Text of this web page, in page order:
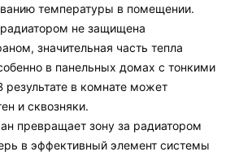
температуры в помещении.
не защищена
значительная часть тепла
в панельных домах с тонкими
в комнате может
и сквозняки.
превращает зону за радиатором
в эффективный элемент системы